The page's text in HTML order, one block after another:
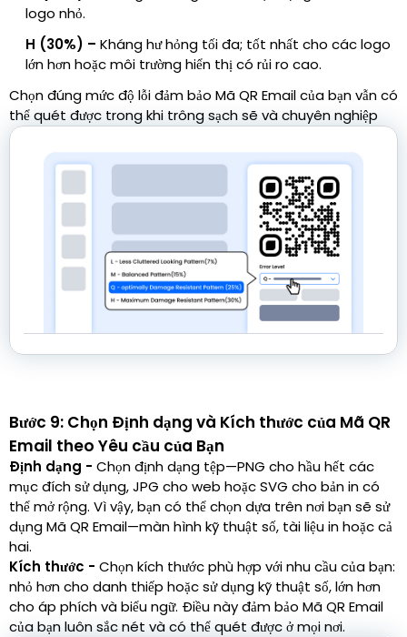
logo nhỏ.
H (30%) – Kháng hư hỏng tối đa; tốt nhất cho các logo
lớn hơn hoặc môi trường hiển thị có rủi ro cao.
Chọn đúng mức độ lỗi đảm bảo Mã QR Email của bạn vẫn có
thể quét được trong khi trông sạch sẽ và chuyên nghiệp
Bước 9: Chọn Định dạng và Kích thước của Mã QR
Email theo Yêu cầu của Bạn
Định dạng - Chọn định dạng tệp—PNG cho hầu hết các
mục đích sử dụng, JPG cho web hoặc SVG cho bản in có
thể mở rộng. Vì vậy, bạn có thể chọn dựa trên nơi bạn sẽ sử
dụng Mã QR Email—màn hình kỹ thuật số, tài liệu in hoặc cả
hai.
Kích thước - Chọn kích thước phù hợp với nhu cầu của bạn:
nhỏ hơn cho danh thiếp hoặc sử dụng kỹ thuật số, lớn hơn
cho áp phích và biểu ngữ. Điều này đảm bảo Mã QR Email
của bạn luôn sắc nét và có thể quét được ở mọi nơi.